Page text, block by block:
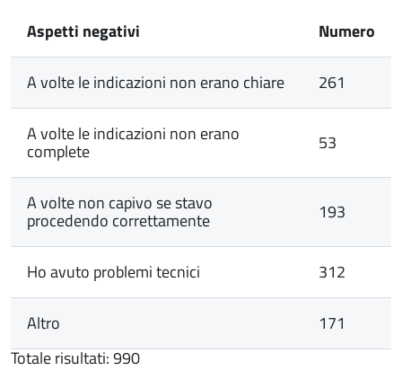
Aspetti negativi Numero
A volte le indicazioni non erano chiare 261
A volte le indicazioni non erano
complete 53
A volte non capivo se stavo
procedendo correttamente 193
Ho avuto problemi tecnici 312
Altro
171
Totale risultati: 990